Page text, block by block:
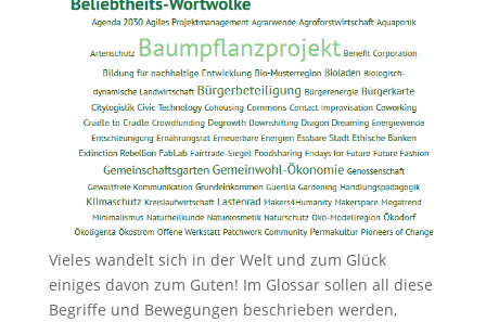
Vieles wandelt sich in der Welt und zum Glück
einiges davon zum Guten! Im Glossar sollen all diese
Begriffe und Bewegungen beschrieben werden,